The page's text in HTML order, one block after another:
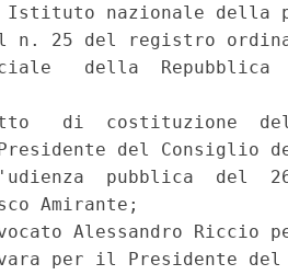
nazionale della
25 del registro
della
di  costituzione
del Consiglio
pubblica  del
Amirante;
Alessandro Riccio
per il Presidente